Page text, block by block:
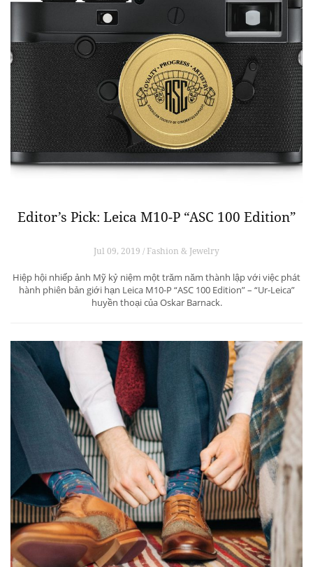
Editor’s Pick: Leica M10-P “ASC 100 Edition”
Jul 09, 2019 / Fashion & Jewelry
Hiệp hội nhiếp ảnh Mỹ kỷ niệm một trăm năm thành lập với việc phát
hành phiên bản giới hạn Leica M10-P “ASC 100 Edition” – “Ur-Leica”
huyền thoại của Oskar Barnack.